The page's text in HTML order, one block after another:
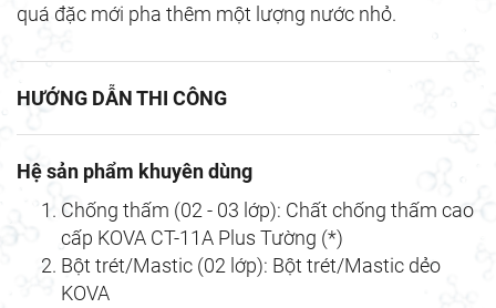
quá đặc mới pha thêm một lượng nước nhỏ.
HƯỚNG DẪN THI CÔNG
Hệ sản phẩm khuyên dùng
Chống thấm (02 - 03 lớp): Chất chống thấm cao
cấp KOVA CT-11A Plus Tường (*)
Bột trét/Mastic (02 lớp): Bột trét/Mastic dẻo
KOVA